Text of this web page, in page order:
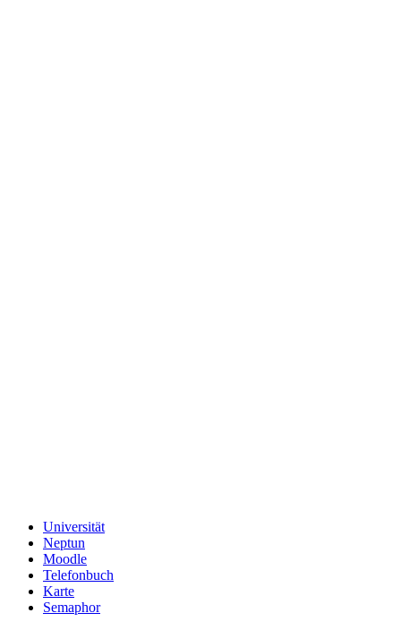
Universität
Neptun
Moodle
Telefonbuch
Karte
Semaphor